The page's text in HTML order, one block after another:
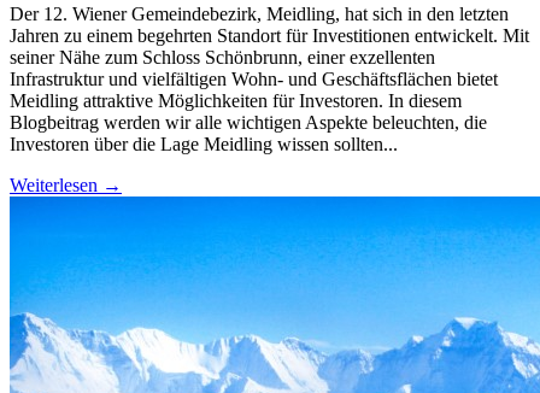
Der 12. Wiener Gemeindebezirk, Meidling, hat sich in den letzten
Jahren zu einem begehrten Standort für Investitionen entwickelt. Mit
seiner Nähe zum Schloss Schönbrunn, einer exzellenten
Infrastruktur und vielfältigen Wohn- und Geschäftsflächen bietet
Meidling attraktive Möglichkeiten für Investoren. In diesem
Blogbeitrag werden wir alle wichtigen Aspekte beleuchten, die
Investoren über die Lage Meidling wissen sollten...
Weiterlesen →